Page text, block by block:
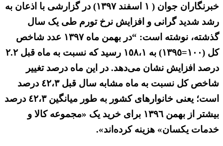
خبرنگاران جوان ( ۱ اسفند ۱۳۹۷) در گزارشی با اذعان به
رشد شدید گرانی و افزایش نرخ تورم طی یک سال
گذشته، نوشته است: “در بهمن ماه ١٣٩٧ عدد شاخص
کل (١٠٠=١٣٩٥) به ١٥٨،١ رسید که نسبت به ماه قبل ٢.٢
درصد افزایش نشان می‌دهد. در این ماه درصد تغییر
شاخص کل نسبت به ماه مشابه سال قبل ٤٢،٣ درصد
است؛ یعنی خانوار‌های کشور به طور میانگین ٤٢،٣ درصد
بیشتر از بهمن ١٣٩٦ برای خرید یک «مجموعه کالا و
خدمات یکسان» هزینه کرده‌‌اند».